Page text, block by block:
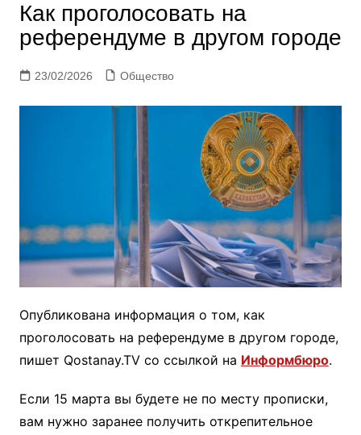
Как проголосовать на
референдуме в другом городе
23/02/2026 Общество
Опубликована информация о том, как
проголосовать на референдуме в другом городе,
пишет Qostanay.TV со ссылкой на Информбюро.
Если 15 марта вы будете не по месту прописки,
вам нужно заранее получить открепительное